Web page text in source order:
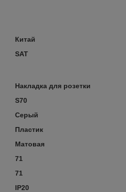
Китай
SAT
Накладка для розетки
S70
Серый
Пластик
Матовая
71
71
IP20